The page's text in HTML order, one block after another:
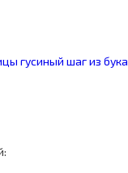
гусиный шаг из бука